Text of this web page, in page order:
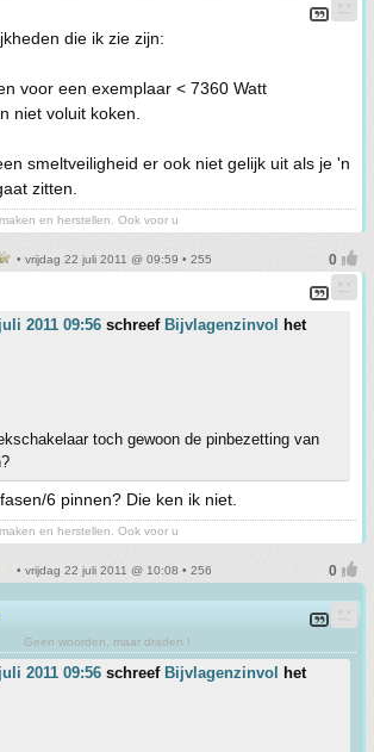
die ik zie zijn:
voor een exemplaar < 7360 Watt
niet voluit koken.
smeltveiligheid er ook niet gelijk uit als je 'n
zitten.
en herstellen. Ook voor u
• vrijdag 22 juli 2011 @ 09:59 • 255
2011 09:56 schreef Bijvlagenzinvol
het
toch gewoon de pinbezetting van
6 pinnen? Die ken ik niet.
en herstellen. Ook voor u
• vrijdag 22 juli 2011 @ 10:08 • 256
Geen woorden, maar draden !
2011 09:56 schreef Bijvlagenzinvol
het